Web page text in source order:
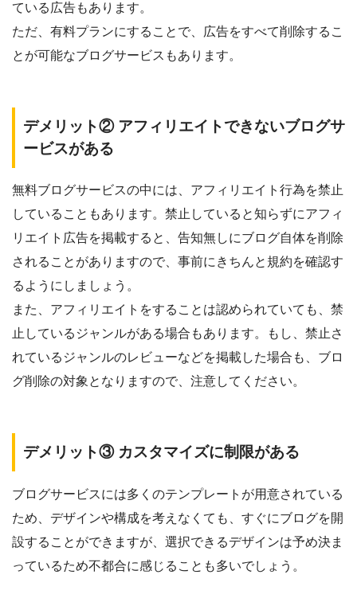
ている広告もあります。
ただ、 有料プランにすることで、広告をすべて削除するこ
とが可能なブログサービスもあります。
デメリット② アフィリエイトできないブログサ
ービスがある
無料ブログサービスの中には、アフィリエイト行為を禁止
していることもあります。禁止していると知らずにアフィ
リエイト広告を掲載すると、 告知無しにブログ自体を削除
されることがありますので、事前にきちんと規約を確認す
るようにしましょう。
また、アフィリエイトをすることは認められていても、禁
止しているジャンルがある場合もあります。もし、禁止さ
れているジャンルのレビューなどを掲載した場合も、ブロ
グ削除の対象となりますので、注意してください。
デメリット③ カスタマイズに制限がある
ブログサービスには多くのテンプレートが用意されている
ため、デザインや構成を考えなくても、すぐにブログを開
設することができますが、選択できるデザインは予め決ま
っているため不都合に感じることも多いでしょう。